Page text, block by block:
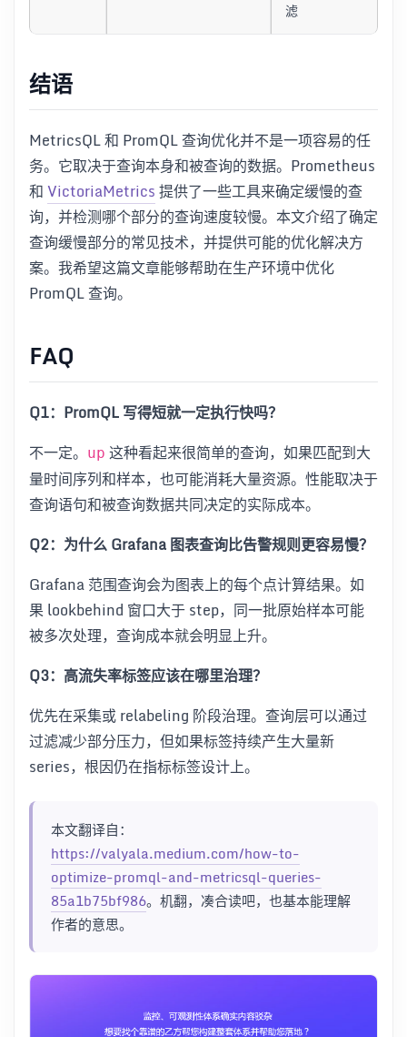
滤
结语
MetricsQL 和 PromQL 查询优化并不是一项容易的任
务。它取决于查询本身和被查询的数据。Prometheus
和VictoriaMetrics提供了一些工具来确定缓慢的查
询，并检测哪个部分的查询速度较慢。本文介绍了确定
查询缓慢部分的常见技术，并提供可能的优化解决方
案。我希望这篇文章能够帮助在生产环境中优化
PromQL 查询。
FAQ
Q1：PromQL 写得短就一定执行快吗？
不一定。 up 这种看起来很简单的查询，如果匹配到大
量时间序列和样本，也可能消耗大量资源。性能取决于
查询语句和被查询数据共同决定的实际成本。
Q2：为什么 Grafana 图表查询比告警规则更容易慢？
Grafana 范围查询会为图表上的每个点计算结果。如
果 lookbehind 窗口大于 step，同一批原始样本可能
被多次处理，查询成本就会明显上升。
Q3：高流失率标签应该在哪里治理？
优先在采集或 relabeling 阶段治理。查询层可以通过
过滤减少部分压力，但如果标签持续产生大量新
series，根因仍在指标标签设计上。
本文翻译自：
https://valyala.medium.com/how-to-
optimize-promql-and-metricsql-queries-
85a1b75bf986。机翻，凑合读吧，也基本能理解
作者的意思。